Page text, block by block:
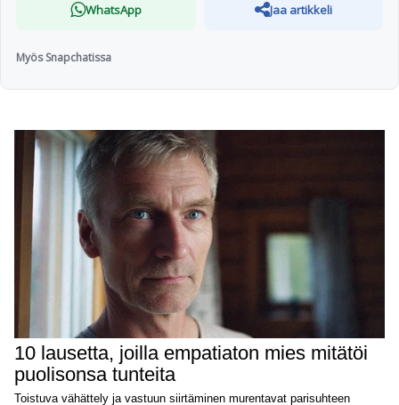
WhatsApp Jaa artikkeli
Myös Snapchatissa